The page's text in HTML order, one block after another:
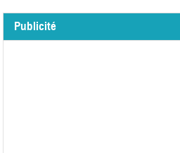
Publicité